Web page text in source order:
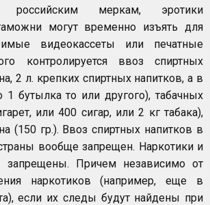
российским меркам, эротики
могут временно изъять для
видеокассеты или печатные
контролируется ввоз спиртных
2 л. крепких спиртных напитков, а в
бутылка то или другого), табачных
или 400 сигар, или 2 кг табака),
(150 гр.). Ввоз спиртных напитков в
вообще запрещен. Наркотики и
Причем независимо от
наркотиков (например, еще в
если их следы будут найдены при